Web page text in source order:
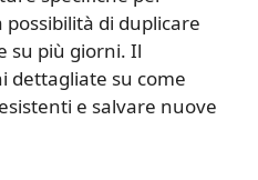
di duplicare
su più giorni. Il
dettagliate su come
e salvare nuove